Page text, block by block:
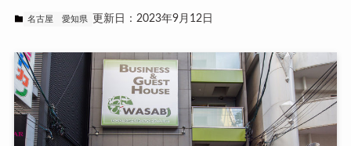
名古屋 愛知県 更新日：2023年9月12日